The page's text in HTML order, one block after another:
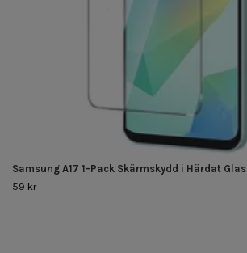
Samsung A17 1-Pack Skärmskydd i Härdat Glas
59 kr